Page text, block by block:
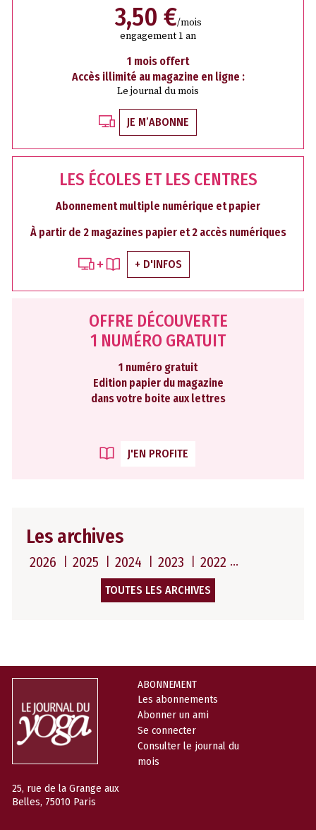
3,50 €/mois
engagement 1 an
1 mois offert
Accès illimité au magazine en ligne :
Le journal du mois
JE M’ABONNE
LES ÉCOLES ET LES CENTRES
Abonnement multiple numérique et papier
À partir de 2 magazines papier et 2 accès numériques
+ D'INFOS
OFFRE DÉCOUVERTE
1 NUMÉRO GRATUIT
1 numéro gratuit
Edition papier du magazine
dans votre boite aux lettres
J'EN PROFITE
Les archives
2026 2025 2024 2023 2022
TOUTES LES ARCHIVES
25, rue de la Grange aux
Belles, 75010 Paris
ABONNEMENT
Les abonnements
Abonner un ami
Se connecter
Consulter le journal du
mois